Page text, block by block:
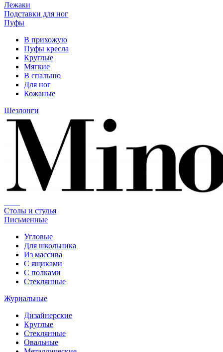
Лежаки
Подставки для ног
Пуфы
В прихожую
Пуфы кресла
Круглые
Мягкие
В спальню
Для ног
Кожаные
Шезлонги
Столы и стулья
Письменные
Угловые
Для школьника
Из массива
С ящиками
С полками
Стеклянные
Журнальные
Дизайнерские
Круглые
Стеклянные
Овальные